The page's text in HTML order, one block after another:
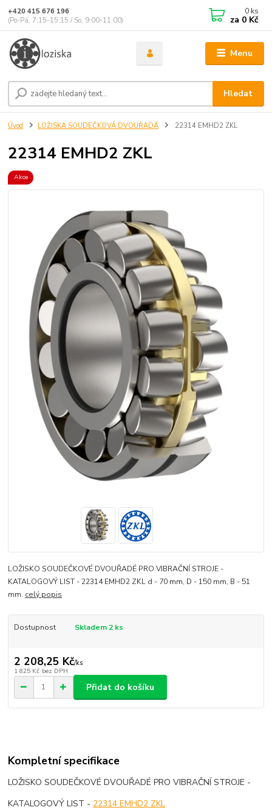
Menu
Hledat
+420 415 676 196
(Po-Pá, 7:15-15:15 / So, 9:00-11:00)
0 ks
za 0 Kč
Úvod LOŽISKA SOUDEČKOVÁ DVOUŘADÁ 22314 EMHD2 ZKL
22314 EMHD2 ZKL
Akce
LOŽISKO SOUDEČKOVÉ DVOUŘADÉ PRO VIBRAČNÍ STROJE -
KATALOGOVÝ LIST - 22314 EMHD2 ZKL d - 70 mm, D - 150 mm, B - 51
mm. celý popis
Dostupnost Skladem 2 ks
2 208,25 Kč/ks
1 825 Kč bez DPH
Přidat do košíku
Kompletní specifikace
LOŽISKO SOUDEČKOVÉ DVOUŘADÉ PRO VIBRAČNÍ STROJE -
KATALOGOVÝ LIST - 22314 EMHD2 ZKL